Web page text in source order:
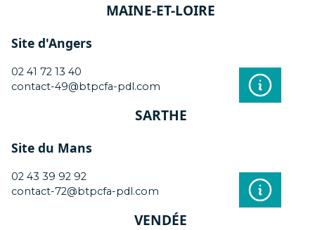
MAINE-ET-LOIRE
Site d'Angers
02 41 72 13 40
contact-49@btpcfa-pdl.com
SARTHE
Site du Mans
02 43 39 92 92
contact-72@btpcfa-pdl.com
VENDÉE